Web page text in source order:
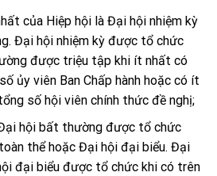
của Hiệp hội là Đại hội nhiệm kỳ
Đại hội nhiệm kỳ được tổ chức
được triệu tập khi ít nhất có
ủy viên Ban Chấp hành hoặc có ít
số hội viên chính thức đề nghị;
hội bất thường được tổ chức
thể hoặc Đại hội đại biểu. Đại
đại biểu được tổ chức khi có trên